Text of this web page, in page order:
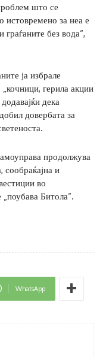
што се
истовремено за неа е
без вода“,
ја избрале
герила акции
дека
довербата за
продолжува
сообраќајна и
во
Битола“.
WhatsApp